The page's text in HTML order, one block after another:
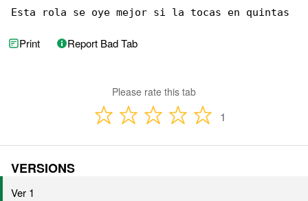
Esta rola se oye mejor si la tocas en quintas
Print Report Bad Tab
Please rate this tab
1
VERSIONS
Ver 1